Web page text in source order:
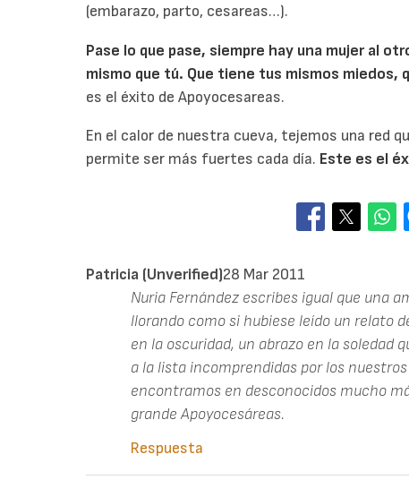
(embarazo, parto, cesareas…).
Pase lo que pase, siempre hay una mujer al
mismo que tú. Que tiene tus mismos miedos,
es el éxito de Apoyocesareas.
En el calor de nuestra cueva, tejemos una red
permite ser más fuertes cada día. Este es el
Patricia (unverified)28 Mar 2011
Nuria Fernández escribes igual que una
llorando como si hubiese leído un relato
en la oscuridad, un abrazo en la soledad
a la lista incomprendidas por los
encontramos en desconocidos mucho
grande Apoyocesáreas.
Respuesta